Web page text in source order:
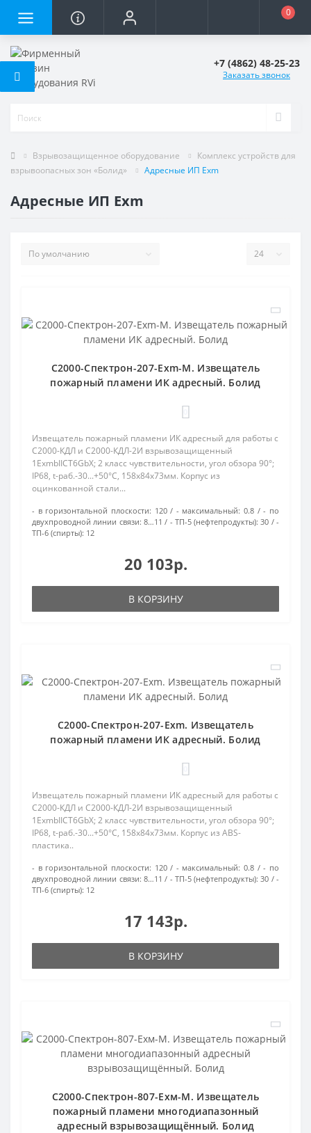
0
+7 (4862) 48-25-23
Заказать звонок
Взрывозащищенное оборудование
Комплекс устройств для
взрывоопасных зон «Болид»
Адресные ИП Exm
Адресные ИП Exm
С2000-Спектрон-207-Exm-М. Извещатель
пожарный пламени ИК адресный. Болид
Извещатель пожарный пламени ИК адресный для работы с
С2000-КДЛ и С2000-КДЛ-2И взрывозащищенный
1ExmbIICT6GbX; 2 класс чувствительности, угол обзора 90°;
IP68, t-раб.-30...+50°С, 158х84х73мм. Корпус из
оцинкованной стали...
- в горизонтальной плоскости: 120 - максимальный: 0.8
- по
двухпроводной линии связи: 8…11 - ТП-5 (нефтепродукты): 30
-
ТП-6 (спирты): 12
20 103р.
В КОРЗИНУ
С2000-Спектрон-207-Exm. Извещатель
пожарный пламени ИК адресный. Болид
Извещатель пожарный пламени ИК адресный для работы с
С2000-КДЛ и С2000-КДЛ-2И взрывозащищенный
1ExmbIICT6GbX; 2 класс чувствительности, угол обзора 90°;
IP68, t-раб.-30...+50°С, 158х84х73мм. Корпус из ABS-
пластика..
- в горизонтальной плоскости: 120 - максимальный: 0.8
- по
двухпроводной линии связи: 8…11 - ТП-5 (нефтепродукты): 30
-
ТП-6 (спирты): 12
17 143р.
В КОРЗИНУ
С2000-Спектрон-807-Ехм-М. Извещатель
пожарный пламени многодиапазонный
адресный взрывозащищённый. Болид